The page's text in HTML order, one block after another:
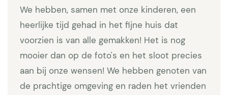
Huisdieren niet toegestaan. Er is een kamer op de
1e verdieping maar die is afgesloten. Wisseldag is
zondag. Minimale verhuur van 2 weken.
Er is een alarmsysteem op het terrein met camera's
die alleen actief zijn tijdens niet-verhuurperiodes.
We hebben, samen met onze kinderen, een
heerlijke tijd gehad in het fijne huis dat
voorzien is van alle gemakken! Het is nog
mooier dan op de foto's en het sloot precies
aan bij onze wensen! We hebben genoten van
de prachtige omgeving en raden het vrienden